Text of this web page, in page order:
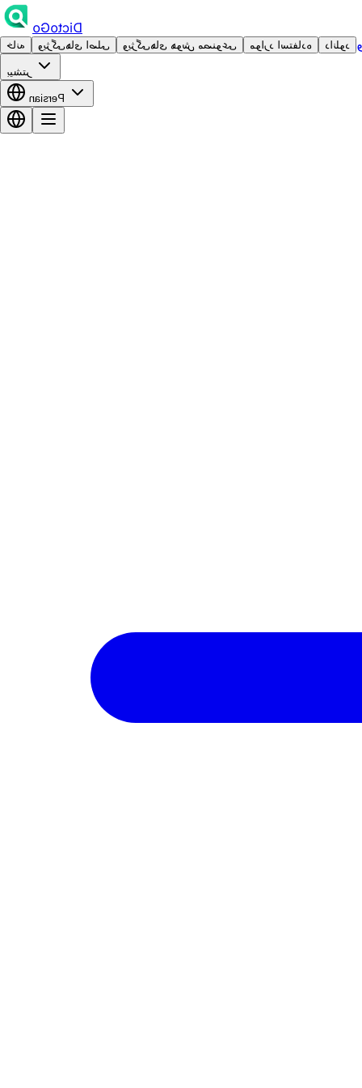
DictoGo
خانه ویژگی‌های اصلی ویژگی‌های هوش مصنوعی موارد استفاده دانلود
بیشتر